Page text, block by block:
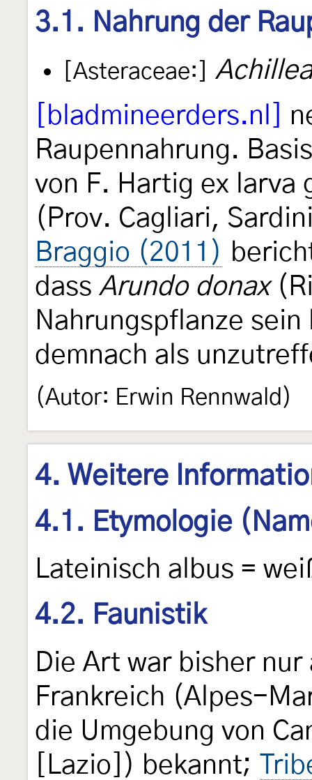
3.1. Nahrung der
[Asteraceae:]
Achillea
[bladmineerders.nl]
Raupennahrung.
von F. Hartig ex larva
(Prov. Cagliari,
Braggio (2011)
dass Arundo donax
Nahrungspflanze
demnach als
(Autor: Erwin Rennwald)
4. Weitere
4.1. Etymologie
Lateinisch albus =
4.2. Faunistik
Die Art war bisher
Frankreich (Alpes-
die Umgebung von
[Lazio]) bekannt;